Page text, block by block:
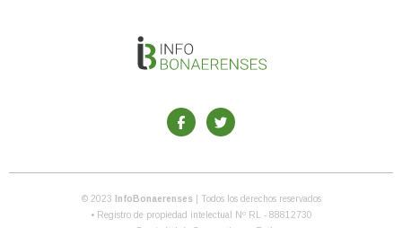
© 2023 InfoBonaerenses
| Todos los derechos reservados
• Registro de propiedad intelectual Nº RL - 88812730